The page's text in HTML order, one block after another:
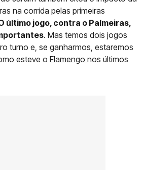
na corrida pelas primeiras
último jogo, contra o Palmeiras,
. Mas temos dois jogos
turno e, se ganharmos, estaremos
esteve o Flamengo nos últimos